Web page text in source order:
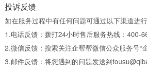
投诉反馈
如在服务过程中有任何问题可通过以下渠道进
1.电话反馈：拨打24小时售后服务热线：400-
2.微信反馈：搜索关注企帮帮微信公众服务号“
3.邮件反馈：将您遇到的问题发送到